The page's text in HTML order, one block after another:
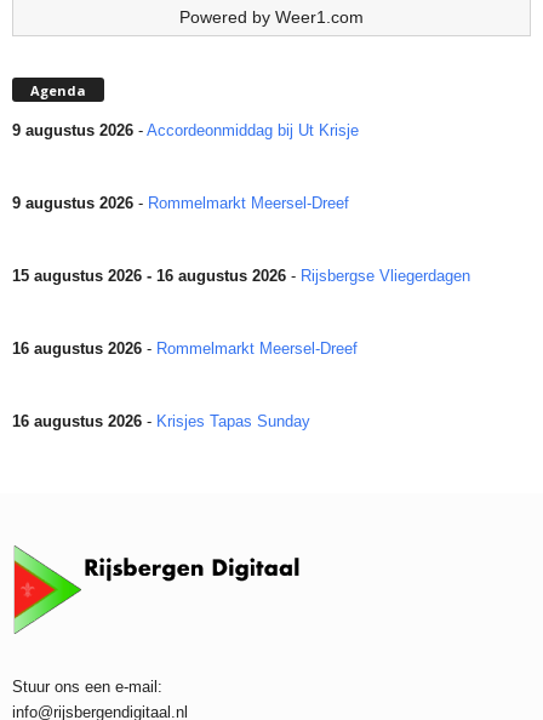
Powered by Weer1.com
Agenda
9 augustus 2026 - Accordeonmiddag bij Ut Krisje
9 augustus 2026 - Rommelmarkt Meersel-Dreef
15 augustus 2026 - 16 augustus 2026 - Rijsbergse Vliegerdagen
16 augustus 2026 - Rommelmarkt Meersel-Dreef
16 augustus 2026 - Krisjes Tapas Sunday
Stuur ons een e-mail:
info@rijsbergendigitaal.nl